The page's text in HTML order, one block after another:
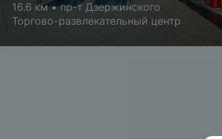
16.6 км • пр-т Дзержинского
Торгово-развлекательный центр